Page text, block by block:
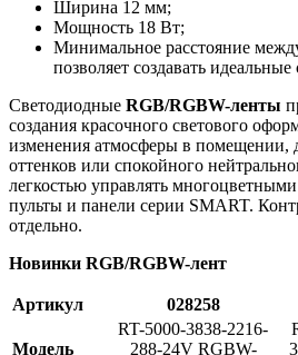
Ширина 12 мм;
Мощность 18 Вт;
Минимальное расстояние
позволяет создавать
Светодиодные RGB/RGBW-ленты
создания красочного светового
изменения атмосферы в помещении,
оттенков или спокойного
легкостью управлять
пульты и панели серии SMART.
отдельно.
Новинки RGB/RGBW-лент
Артикул 028258
Модель
RT-5000-3838-2216-
288-24V RGBW-